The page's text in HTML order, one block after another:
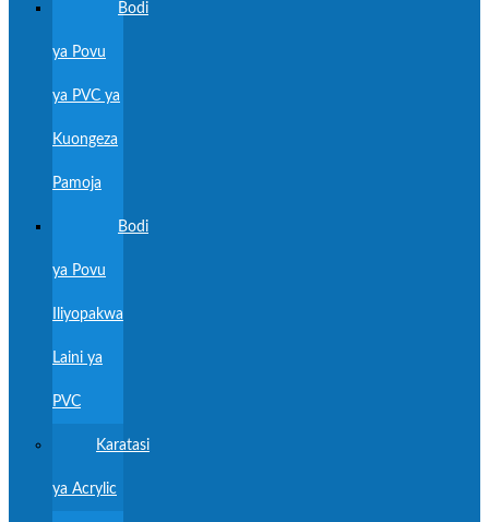
Bodi
ya Povu
ya PVC ya
Kuongeza
Pamoja
Bodi
ya Povu
Iliyopakwa
Laini ya
PVC
Karatasi
ya Acrylic